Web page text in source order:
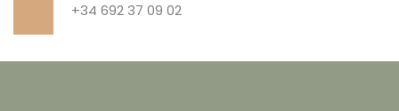
+34 692 37 09 02